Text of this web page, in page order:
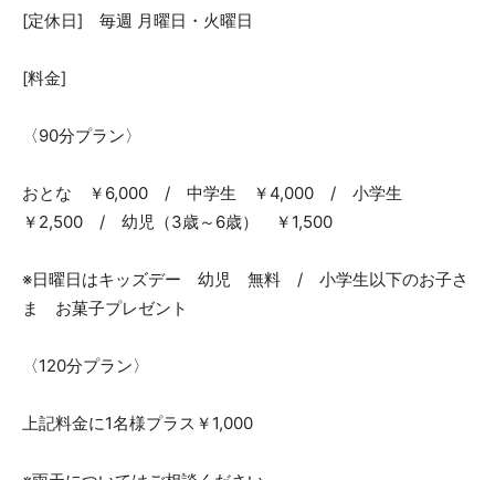
[定休日] 毎週 月曜日・火曜日
[料金]
〈90分プラン〉
おとな ￥6,000 / 中学生 ￥4,000 / 小学生
￥2,500 / 幼児（3歳～6歳） ￥1,500
※日曜日はキッズデー 幼児 無料 / 小学生以下のお子さ
ま お菓子プレゼント
〈120分プラン〉
上記料金に1名様プラス￥1,000